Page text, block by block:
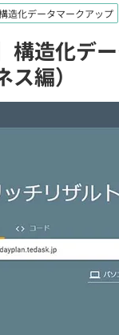
造化データマークアップ
構造化デ
編）